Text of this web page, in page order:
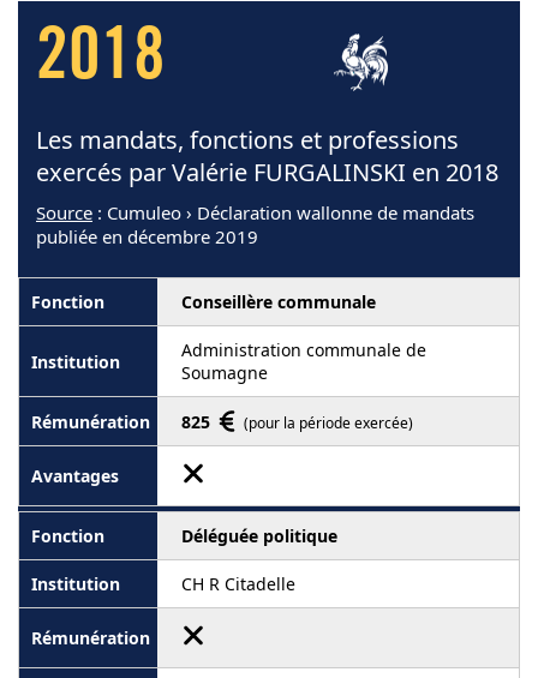
2018
Les mandats, fonctions et professions
exercés par Valérie FURGALINSKI en 2018
Source : Cumuleo › Déclaration wallonne de mandats
publiée en décembre 2019
Conseillère communale
Administration communale de
Soumagne
825 (pour la période exercée)
Déléguée politique
CH R Citadelle